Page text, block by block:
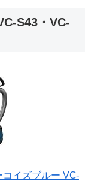
S43・VC-
イズブルー VC-